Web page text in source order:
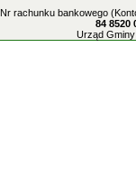
Nr rachunku bankowego
84 8520
Urząd